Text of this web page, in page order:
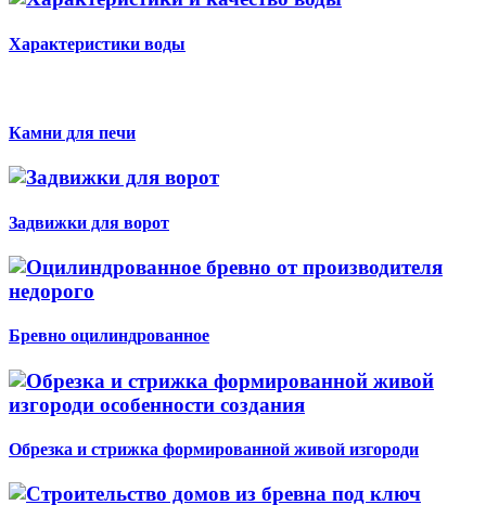
Характеристики воды
Камни для печи
Задвижки для ворот
Бревно оцилиндрованное
Обрезка и стрижка формированной живой изгороди